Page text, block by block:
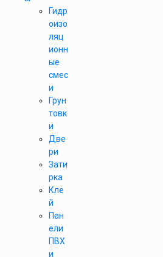
Гидр
оизо
ляц
ионн
ые
смес
и
Грун
товк
и
Две
ри
Зати
рка
Кле
й
Пан
ели
ПВХ
и